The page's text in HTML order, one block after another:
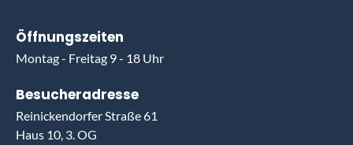
Öffnungszeiten
Montag - Freitag 9 - 18 Uhr
Besucheradresse
Reinickendorfer Straße 61
Haus 10, 3. OG